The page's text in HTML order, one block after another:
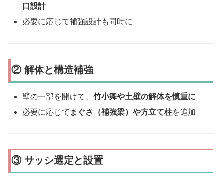
口設計
必要に応じて補強設計も同時に
② 解体と構造補強
壁の一部を開けて、竹小舞や土壁の解体を慎重に
必要に応じて まぐさ（補強梁）や方立て柱を追加
③ サッシ選定と設置